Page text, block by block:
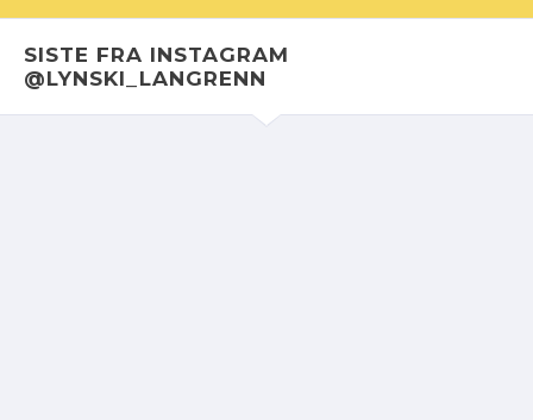
SISTE FRA INSTAGRAM
@LYNSKI_LANGRENN